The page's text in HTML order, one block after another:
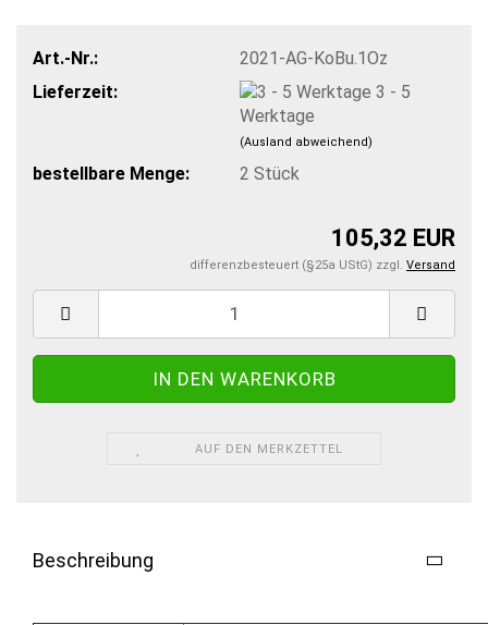
Art.-Nr.:
2021-AG-KoBu.1Oz
Lieferzeit:
3 - 5
Werktage
(Ausland abweichend)
bestellbare Menge: 2 Stück
105,32 EUR
differenzbesteuert (§25a UStG) zzgl. Versand
AUF DEN MERKZETTEL
Beschreibung